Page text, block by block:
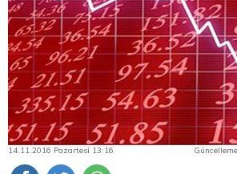
14.11.2016 Pazartesi 13:16